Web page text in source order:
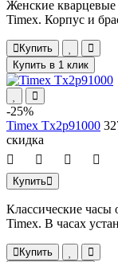
Женские кварцевые
Timex. Корпус и
Купить
Купить в 1 клик
-25%
Timex Tx2p91000
скидка
Купить
Классические часы
Timex. В часах
Купить